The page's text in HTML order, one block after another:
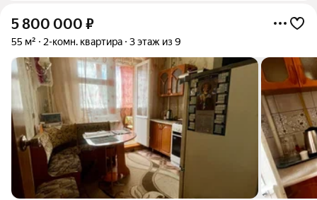
5 800 000 ₽
55 м² 2-комн. квартира 3 этаж из 9